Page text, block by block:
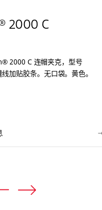
2000 C
2000 C 连帽夹克，型号
加贴胶条。无口袋。黄色。